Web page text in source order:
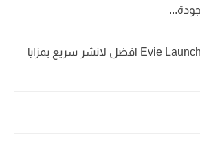
تحميل تطبيق Evie Launcher افضل لانشر سريع بمزايا